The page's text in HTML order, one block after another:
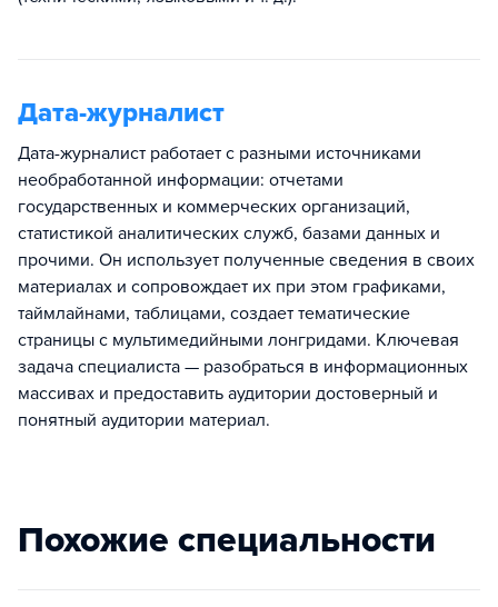
Дата-журналист
Дата-журналист работает с разными источниками
необработанной информации: отчетами
государственных и коммерческих организаций,
статистикой аналитических служб, базами данных и
прочими. Он использует полученные сведения в своих
материалах и сопровождает их при этом графиками,
таймлайнами, таблицами, создает тематические
страницы с мультимедийными лонгридами. Ключевая
задача специалиста — разобраться в информационных
массивах и предоставить аудитории достоверный и
понятный аудитории материал.
Похожие специальности